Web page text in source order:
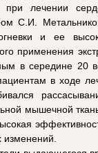
при лечении
С.И.
и ее
применения
в середине 20
в ходе
мышечной
изменений.